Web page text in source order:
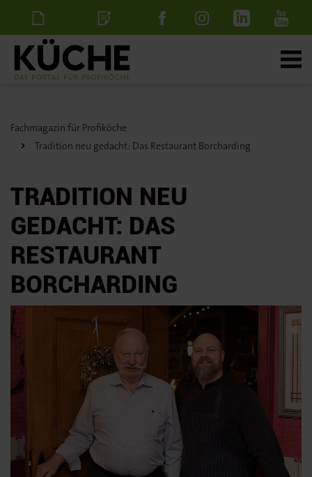
NewsletterStellenanzeige
Fachmagazin für Profiköche
Tradition neu gedacht: Das Restaurant Borcharding
TRADITION NEU
GEDACHT: DAS
RESTAURANT
BORCHARDING